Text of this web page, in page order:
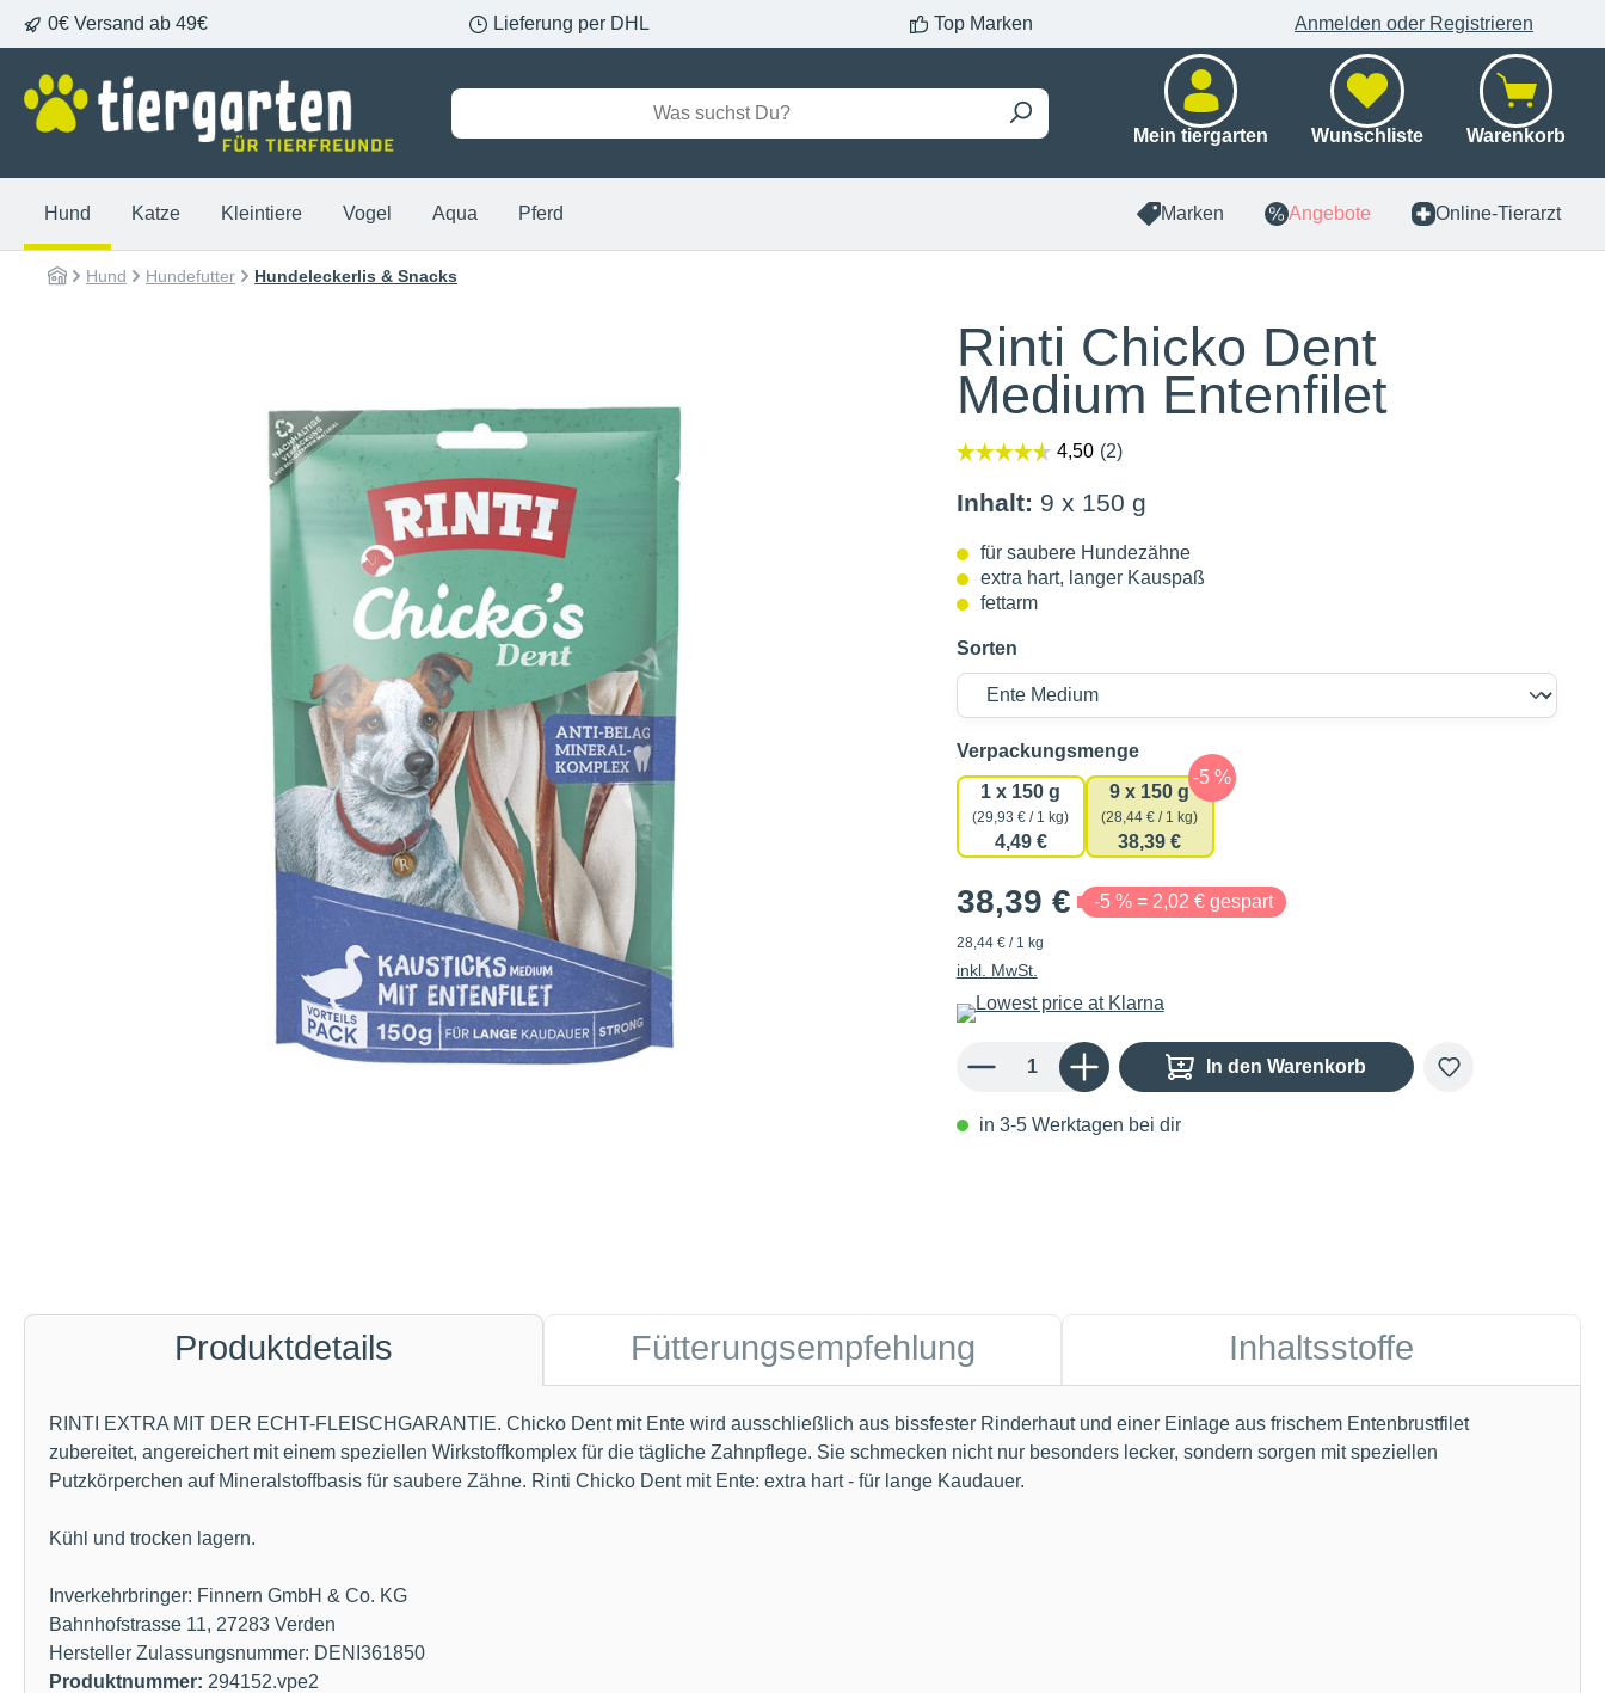
Zur Hauptnavigation springen
0€ Versand ab 49€ Lieferung per DHL Top Marken Anmelden oder Registrieren
Mein tiergarten Wunschliste Warenkorb
Hund Katze Kleintiere Vogel Aqua Pferd Marken Angebote Online-Tierarzt
Hund Hundefutter Hundeleckerlis & Snacks
Rinti Chicko Dent
Medium Entenfilet
Inhalt: 9 x 150 g
für saubere Hundezähne
extra hart, langer Kauspaß
fettarm
Sorten
Verpackungsmengeauswählen
1 x 150 g
(29,93 € / 1 kg)
4,49 €
9 x 150 g
(28,44 € / 1 kg)
38,39 €
38,39 € -5 % = 2,02 € gespart
28,44 € / 1 kg
inkl. MwSt.
Produkt Anzahl: Gib den gewünschten Wert ein oder benutze die Schaltflächen um die Anzahl zu
In den Warenkorb
in 3-5 Werktagen bei dir
Produktdetails Fütterungsempfehlung Inhaltsstoffe
RINTI EXTRA MIT DER ECHT-FLEISCHGARANTIE. Chicko Dent mit Ente wird ausschließlich aus bissfester Rinderhaut und einer Einlage aus frischem Entenbrustfilet
zubereitet, angereichert mit einem speziellen Wirkstoffkomplex für die tägliche Zahnpflege. Sie schmecken nicht nur besonders lecker, sondern sorgen mit speziellen
Putzkörperchen auf Mineralstoffbasis für saubere Zähne. Rinti Chicko Dent mit Ente: extra hart - für lange Kaudauer.
Kühl und trocken lagern.
Inverkehrbringer: Finnern GmbH & Co. KG
Bahnhofstrasse 11, 27283 Verden
Hersteller Zulassungsnummer: DENI361850
Produktnummer: 294152.vpe2